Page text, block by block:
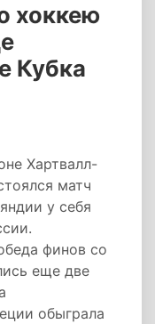
хоккею
Кубка
Хартвалл-
матч
у себя
финов со
еще две
обыграла